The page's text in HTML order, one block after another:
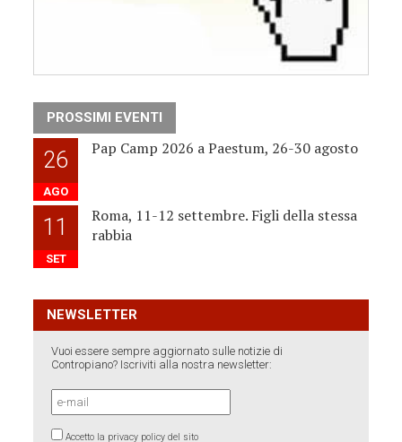
PROSSIMI EVENTI
26
AGO
Pap Camp 2026 a Paestum, 26-30 agosto
11
SET
Roma, 11-12 settembre. Figli della stessa
rabbia
NEWSLETTER
Vuoi essere sempre aggiornato sulle notizie di
Contropiano? Iscriviti alla nostra newsletter:
Accetto la privacy policy del sito